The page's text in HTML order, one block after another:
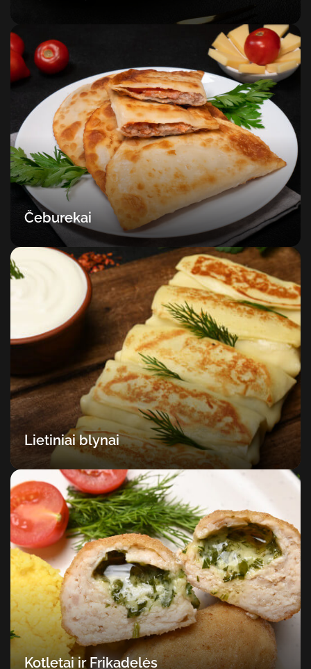
Čeburekai
Lietiniai blynai
Kotletai ir Frikadelės